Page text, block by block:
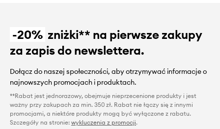
-20% zniżki** na pierwsze zakupy
za zapis do newslettera.
Dołącz do naszej społeczności, aby otrzymywać informacje o
najnowszych promocjach i produktach.
**Rabat jest jednorazowy, obejmuje nieprzecenione produkty i jest
ważny przy zakupach za min. 350 zł. Rabat nie łączy się z innymi
promocjami, a niektóre produkty mogą być wyłączone z rabatu.
Szczegóły na stronie: wykluczenia z promocji.